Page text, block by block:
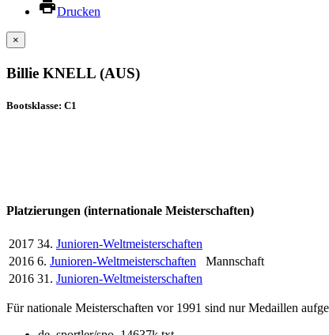
Drucken
×
Billie KNELL (AUS)
Bootsklasse: C1
Platzierungen (internationale Meisterschaften)
2017 34. Junioren-Weltmeisterschaften
2016 6. Junioren-Weltmeisterschaften
Mannschaft
2016 31. Junioren-Weltmeisterschaften
Für nationale Meisterschaften vor 1991 sind nur Medaillen